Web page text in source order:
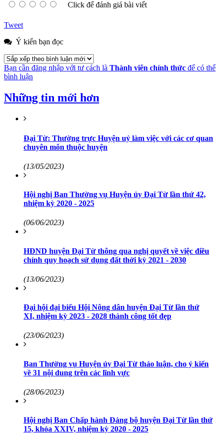
Click để đánh giá bài viết
Tweet
Ý kiến bạn đọc
Bạn cần đăng nhập với tư cách là Thành viên chính thức để có thể
bình luận
Những tin mới hơn
Đại Từ: Thường trực Huyện uỷ làm việc với các cơ quan
chuyên môn thuộc huyện
(13/05/2023)
Hội nghị Ban Thường vụ Huyện ủy Đại Từ lần thứ 42,
nhiệm kỳ 2020 - 2025
(06/06/2023)
HĐND huyện Đại Từ thông qua nghị quyết về việc điều
chỉnh quy hoạch sử dụng đất thời kỳ 2021 - 2030
(13/06/2023)
Đại hội đại biểu Hội Nông dân huyện Đại Từ lần thứ
XI, nhiệm kỳ 2023 - 2028 thành công tốt đẹp
(23/06/2023)
Ban Thường vụ Huyện ủy Đại Từ thảo luận, cho ý kiến
về 31 nội dung trên các lĩnh vực
(28/06/2023)
Hội nghị Ban Chấp hành Đảng bộ huyện Đại Từ lần thứ
15, khóa XXIV, nhiệm kỳ 2020 - 2025